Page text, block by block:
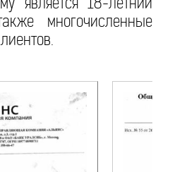
многочисленные